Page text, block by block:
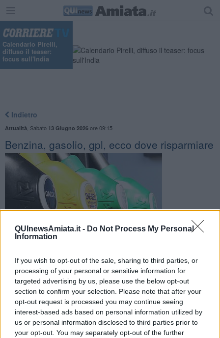
QUInewsAmiata.it - Do Not Process My Personal
Information
If you wish to opt-out of the sale, sharing to third parties, or
processing of your personal or sensitive information for
targeted advertising by us, please use the below opt-out
section to confirm your selection. Please note that after your
opt-out request is processed you may continue seeing
interest-based ads based on personal information utilized by
us or personal information disclosed to third parties prior to
your opt-out. You may separately opt-out of the further
Calendario Pirelli,
diffuso il teaser:
focus sull'India
Indietro
Attualità Sabato 13 Giugno 2026ore 09:15
Benzina, gasolio, gpl, ecco dove risparmiare
Ecco l'elenco dei prezzi del carburante in provincia di
Grosseto. Comune per comune gli impianti più economici
dove fare rifornimento.